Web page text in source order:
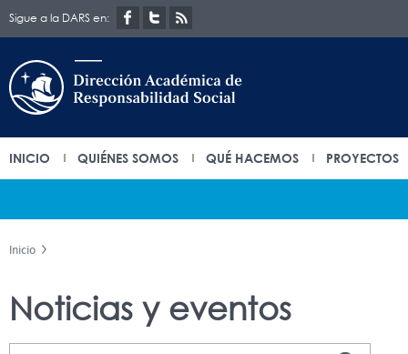
Sigue a la DARS en:
INICIO QUIÉNES SOMOS QUÉ HACEMOS PROYECTOS
Inicio
Noticias y eventos